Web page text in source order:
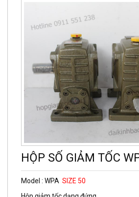
HỘP SỐ GIẢM TỐC
Model : WPA SIZE 50